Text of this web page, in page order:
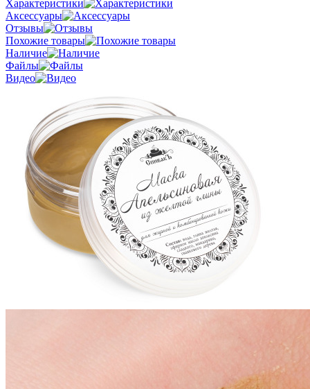
Характеристики
Аксессуары
Отзывы
Похожие товары
Наличие
Файлы
Видео